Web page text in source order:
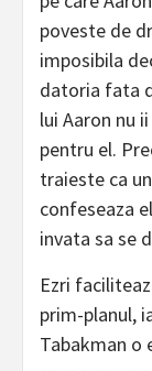
poveste de
imposibila
datoria fata
lui Aaron nu
pentru el.
traieste ca
confeseaza
invata sa se
Ezri
prim-planul,
Tabakman o